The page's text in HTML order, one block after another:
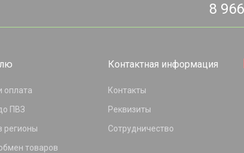
8
оплата
ПВЗ
регионы
товаров
Контактная информация
Контакты
Реквизиты
Сотрудничество